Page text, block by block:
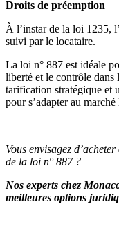
Droits de préemption
À l’instar de la loi 1235,
suivi par le locataire.
La loi n° 887 est idéale
liberté et le contrôle dans
tarification stratégique et
pour s’adapter au
Vous envisagez
de la loi n° 887 ?
Nos experts chez
meilleures options